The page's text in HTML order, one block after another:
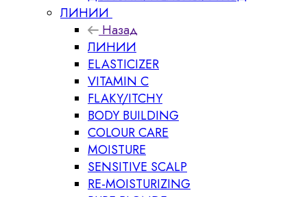
ЛИНИИ
Назад
ЛИНИИ
ELASTICIZER
VITAMIN C
FLAKY/ITCHY
BODY BUILDING
COLOUR CARE
MOISTURE
SENSITIVE SCALP
RE-MOISTURIZING